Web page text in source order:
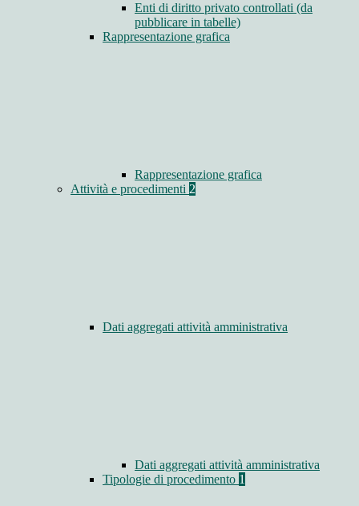
Enti di diritto privato controllati (da
pubblicare in tabelle)
Rappresentazione grafica
Rappresentazione grafica
Attività e procedimenti 2
Dati aggregati attività amministrativa
Dati aggregati attività amministrativa
Tipologie di procedimento 1